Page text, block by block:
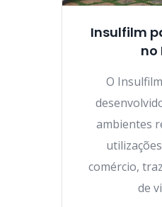
Insulfilm
no
O
ambientes
comércio,
de